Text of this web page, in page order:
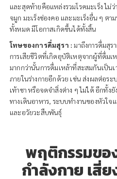
และสุดท้ายคือแหล่งรวมโรคมะเร็ง ไม่ว่
จมูก มะเร็งช่องคอ และมะเร็งอื่น ๆ ตา
ทั้งหมด มีโอกาสเกิดขึ้นได้ทั้งสิ้น
โทษของการดื่มสุรา :มาถึงการดื่มสุร
การเสียชีวิตที่เกิดอุบัติเหตุจากผู้ที่ดื่มเ
มากกว่านั้นการดื่มเหล้าที่สะสมกันเป็น
ภายในร่างกายอีกด้วย เช่น ส่งผลต่อร
เท้าชา หรือจดจำสิ่งต่าง ๆ ไม่ได้ อีกทั้ง
ทางเดินอาหาร, ระบบทำงานของหัวใ
และอวัยวะสืบพันธุ์
พฤติกรรมขอ
กำลังกาย เสี่ย